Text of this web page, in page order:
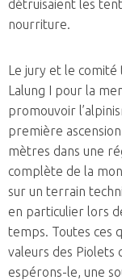
détruisaient les
nourriture.
Le jury et le comité
Lalung I pour la
promouvoir
première
mètres dans une
complète de la
sur un terrain
en particulier lors
temps. Toutes ces
valeurs des Piolets
espérons-le, une